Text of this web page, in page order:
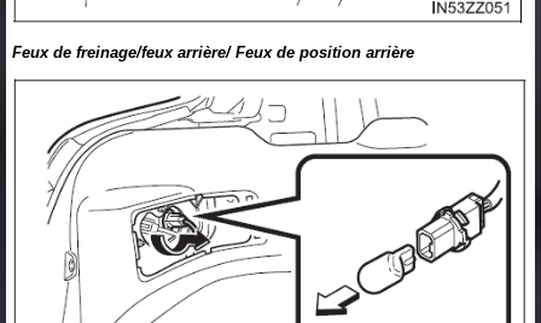
Feux de freinage/feux arrière/ Feux de position arrière